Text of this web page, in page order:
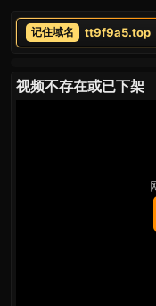
tt9f9a5.top
视频不存在或已下架